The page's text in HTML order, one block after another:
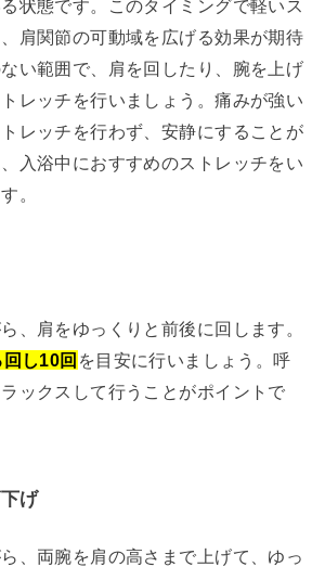
状態です。このタイミングで軽いス
肩関節の可動域を広げる効果が期待
い範囲で、肩を回したり、腕を上げ
レッチを行いましょう。痛みが強い
レッチを行わず、安静にすることが
入浴中におすすめのストレッチをい
。
、肩をゆっくりと前後に回します。
し10回 を目安に行いましょう。呼
ックスして行うことがポイントで
げ
、両腕を肩の高さまで上げて、ゆっ